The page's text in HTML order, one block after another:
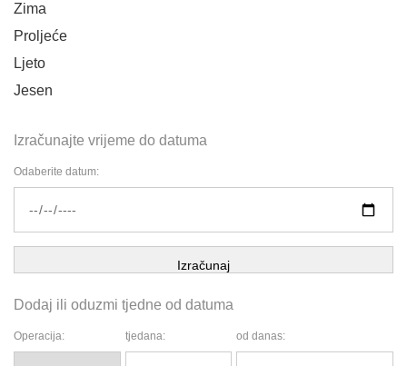
Zima
Proljeće
Ljeto
Jesen
Izračunajte vrijeme do datuma
Odaberite datum:
Izračunaj
Dodaj ili oduzmi tjedne od datuma
Operacija: tjedana: od danas: